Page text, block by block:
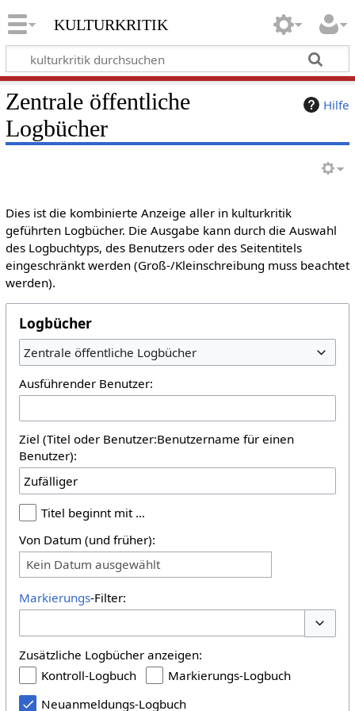
kulturkritik
Hilfe
Zentrale öffentliche
Logbücher
Dies ist die kombinierte Anzeige aller in kulturkritik
geführten Logbücher. Die Ausgabe kann durch die Auswahl
des Logbuchtyps, des Benutzers oder des Seitentitels
eingeschränkt werden (Groß-/Kleinschreibung muss beachtet
werden).
Logbücher
Zentrale öffentliche Logbücher
Ausführender Benutzer:
Ziel (Titel oder Benutzer:Benutzername für einen
Benutzer):
Titel beginnt mit …
Von Datum (und früher):
Kein Datum ausgewählt
Markierungs-Filter:
Zusätzliche Logbücher anzeigen:
Kontroll-Logbuch
Markierungs-Logbuch
Neuanmeldungs-Logbuch